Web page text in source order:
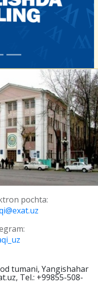
pochta:
tumani, Yangishahar
Tel.: +99855-508-